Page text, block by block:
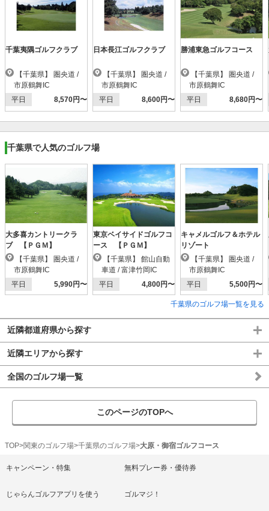
千葉夷隅ゴルフクラブ
市原鶴舞IC
平日
8,570円〜
日本長江ゴルフクラブ
市原鶴舞IC
平日
8,600円〜
勝浦東急ゴルフコース
市原鶴舞IC
平日
8,680円〜
千葉県で人気のゴルフ場
大多喜カントリークラ
ブ 【ＰＧＭ】
市原鶴舞IC
平日
5,990円〜
東京ベイサイドゴルフコ
ース 【ＰＧＭ】
車道 / 富津竹岡IC
平日
4,800円〜
キャメルゴルフ＆ホテル
リゾート
市原鶴舞IC
平日
5,500円〜
千葉県のゴルフ場一覧を見る
近隣都道府県から探す
近隣エリアから探す
全国のゴルフ場一覧
このページのTOPへ
TOP 関東のゴルフ場 千葉県のゴルフ場 大原・御宿ゴルフコース
キャンペーン・特集 無料プレー券・優待券
じゃらんゴルフアプリを使う ゴルマジ！